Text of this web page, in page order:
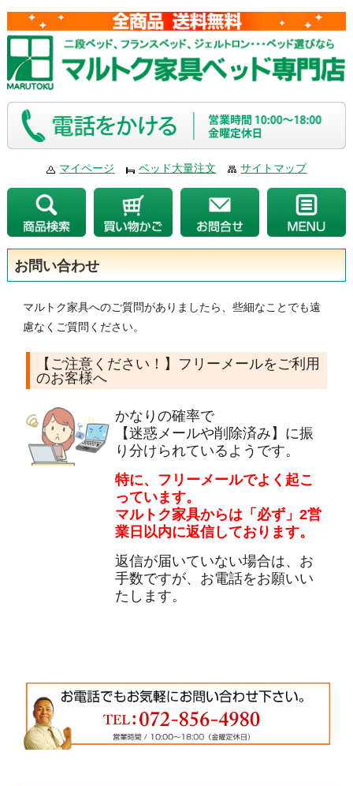
マイページ ベッド大量注文 サイトマップ
お問い合わせ
マルトク家具へのご質問がありましたら、些細なことでも遠
慮なくご質問ください。
【ご注意ください！】フリーメールをご利用
のお客様へ
かなりの確率で
【迷惑メールや削除済み】に振
り分けられているようです。
特に、フリーメールでよく起こ
っています。
マルトク家具からは「必ず」2営
業日以内に返信しております。
返信が届いていない場合は、お
手数ですが、お電話をお願いい
たします。